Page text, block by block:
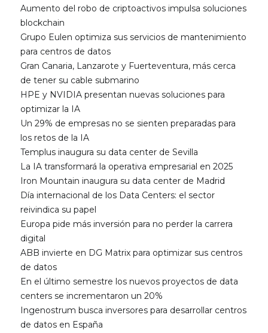
Aumento del robo de criptoactivos impulsa soluciones
blockchain
Grupo Eulen optimiza sus servicios de mantenimiento
para centros de datos
Gran Canaria, Lanzarote y Fuerteventura, más cerca
de tener su cable submarino
HPE y NVIDIA presentan nuevas soluciones para
optimizar la IA
Un 29% de empresas no se sienten preparadas para
los retos de la IA
Templus inaugura su data center de Sevilla
La IA transformará la operativa empresarial en 2025
Iron Mountain inaugura su data center de Madrid
Día internacional de los Data Centers: el sector
reivindica su papel
Europa pide más inversión para no perder la carrera
digital
ABB invierte en DG Matrix para optimizar sus centros
de datos
En el último semestre los nuevos proyectos de data
centers se incrementaron un 20%
Ingenostrum busca inversores para desarrollar centros
de datos en España